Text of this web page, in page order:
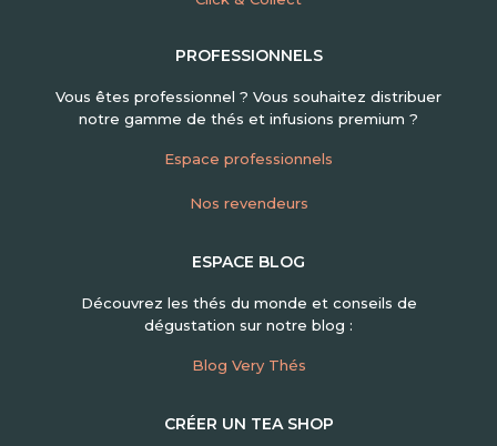
PROFESSIONNELS
Vous êtes professionnel ? Vous souhaitez distribuer
notre gamme de thés et infusions premium ?
Espace professionnels
Nos revendeurs
ESPACE BLOG
Découvrez les thés du monde et conseils de
dégustation sur notre blog :
Blog Very Thés
CRÉER UN TEA SHOP